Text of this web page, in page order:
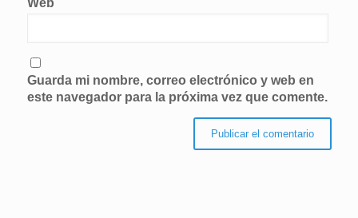
Web
Guarda mi nombre, correo electrónico y web en
este navegador para la próxima vez que comente.